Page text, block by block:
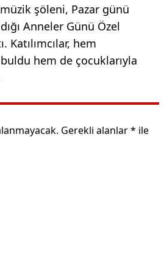
şöleni, Pazar günü
Anneler Günü Özel
Katılımcılar, hem
hem de çocuklarıyla
Gerekli alanlar* ile